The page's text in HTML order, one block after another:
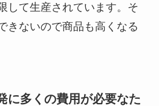
して生産されています。そ
きないので商品も高くなる
多くの費用が必要なた